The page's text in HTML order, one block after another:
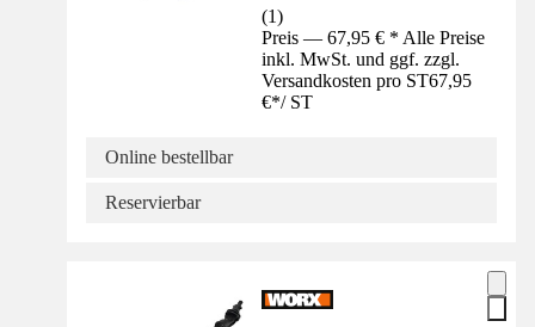
(1)
Preis — 67,95 € * Alle Preise
inkl. MwSt. und ggf. zzgl.
Versandkosten pro ST67,95
€*/ ST
Online bestellbar
Reservierbar